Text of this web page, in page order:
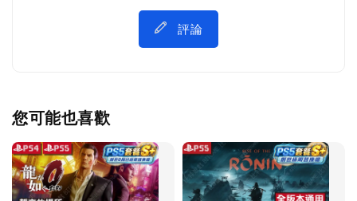
評論
您可能也喜歡